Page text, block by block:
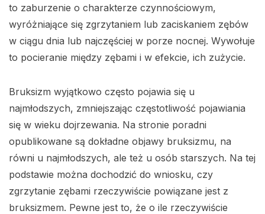
to zaburzenie o charakterze czynnościowym,
wyróżniające się zgrzytaniem lub zaciskaniem zębów
w ciągu dnia lub najczęściej w porze nocnej. Wywołuje
to pocieranie między zębami i w efekcie, ich zużycie.
Bruksizm wyjątkowo często pojawia się u
najmłodszych, zmniejszając częstotliwość pojawiania
się w wieku dojrzewania. Na stronie poradni
opublikowane są dokładne objawy bruksizmu, na
równi u najmłodszych, ale też u osób starszych. Na tej
podstawie można dochodzić do wniosku, czy
zgrzytanie zębami rzeczywiście powiązane jest z
bruksizmem. Pewne jest to, że o ile rzeczywiście